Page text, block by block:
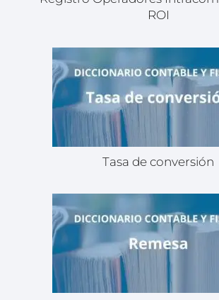
ROI
Tasa de conversión